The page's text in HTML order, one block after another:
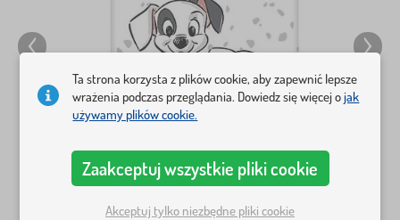
Ta strona korzysta z plików cookie, aby zapewnić lepsze
wrażenia podczas przeglądania. Dowiedz się więcej ojak
używamy plików cookie.
Zaakceptuj wszystkie pliki cookie
Akceptuj tylko niezbędne pliki cookie